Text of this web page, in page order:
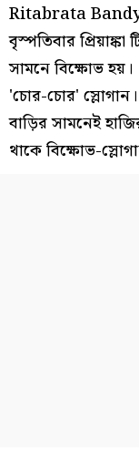
Ritabrata
বৃস্পতিবার
সামনে বিক্ষোভ
'চোর-চোর'
বাড়ির সামনেই
থাকে বিক্ষোভ-